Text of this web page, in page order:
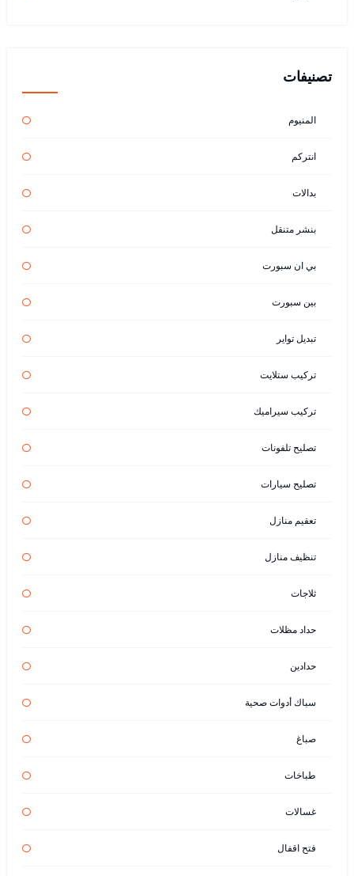
تصنيفات
المنيوم
انتركم
بدالات
بنشر متنقل
بي ان سبورت
بين سبورت
تبديل تواير
تركيب ستلايت
تركيب سيراميك
تصليح تلفونات
تصليح سيارات
تعقيم منازل
تنظيف منازل
ثلاجات
حداد مظلات
حدادين
سباك أدوات صحية
صباغ
طباخات
غسالات
فتح اقفال